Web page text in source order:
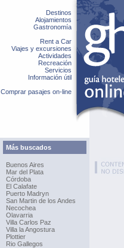
Destinos
Alojamientos
Gastronomía
Rent a Car
Viajes y excursiones
Actividades
Recreación
Servicios
Información útil
Comprar pasajes on-line
Más buscados
Buenos Aires
Mar del Plata
Córdoba
El Calafate
Puerto Madryn
San Martin de los Andes
Necochea
Olavarria
Villa Carlos Paz
Villa la Angostura
Plottier
Rio Gallegos